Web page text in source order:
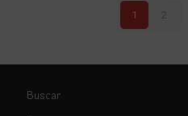
1 2
Buscar